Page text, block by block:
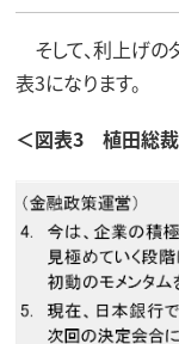
そして、利上げの
表3になります。
＜図表3 植田総裁